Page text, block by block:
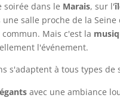
soirée dans le Marais, sur l'
salle proche de la Seine
Mais c'est la
l'événement.
s'adaptent à tous types de
avec une ambiance